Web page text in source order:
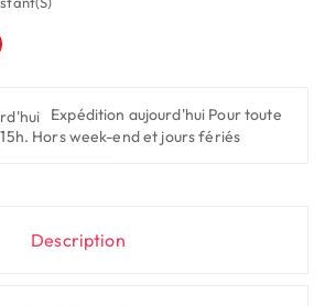
Expédition aujourd'hui Pour toute
Hors week-end et jours fériés
Description